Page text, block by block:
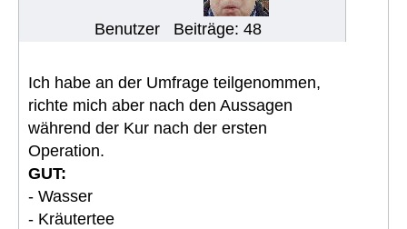
Benutzer Beiträge: 48
Ich habe an der Umfrage teilgenommen,
richte mich aber nach den Aussagen
während der Kur nach der ersten
Operation.
GUT:
- Wasser
- Kräutertee